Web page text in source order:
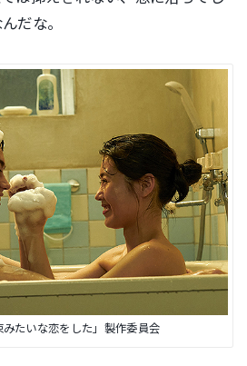
だな。
たいな恋をした」製作委員会